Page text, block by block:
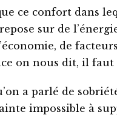
ce confort dans
sur de
de
on nous dit, il
a parlé de
impossible à